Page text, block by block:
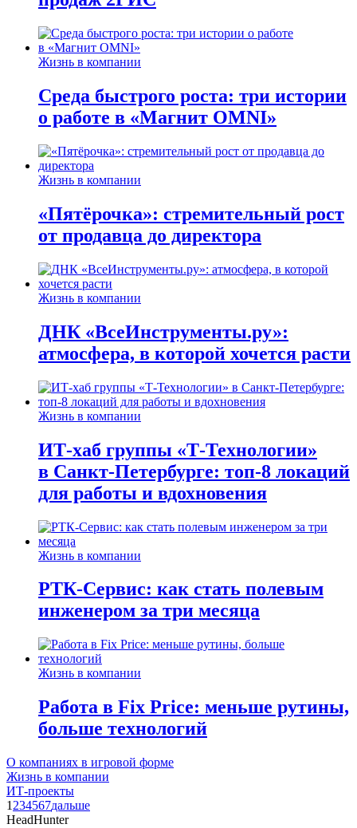
Жизнь в компании
Среда быстрого роста: три истории
о работе в «Магнит OMNI»
Жизнь в компании
«Пятёрочка»: стремительный рост
от продавца до директора
Жизнь в компании
ДНК «ВсеИнструменты.ру»:
атмосфера, в которой хочется расти
Жизнь в компании
ИТ-хаб группы «Т-Технологии»
в Санкт-Петербурге: топ-8 локаций
для работы и вдохновения
Жизнь в компании
РТК-Сервис: как стать полевым
инженером за три месяца
Жизнь в компании
Работа в Fix Price: меньше рутины,
больше технологий
О компаниях в игровой форме
Жизнь в компании
ИТ-проекты
1 234567дальше
HeadHunter